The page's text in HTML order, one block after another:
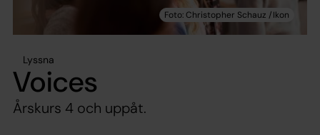
Lyssna
Voices
Årskurs 4 och uppåt.